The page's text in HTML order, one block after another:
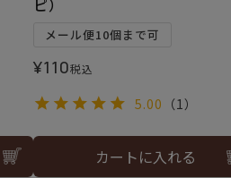
メール便10個まで可
¥110税込
5.00 （1）
カートに入れる